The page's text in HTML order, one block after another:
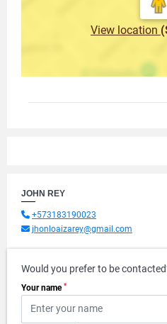
View location
JOHN REY
+573183190023
jhonloaizarey@gmail.com
Would you prefer to be
Your name *